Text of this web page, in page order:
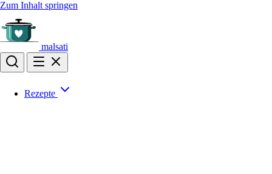
Zum Inhalt springen
malsati
Rezepte